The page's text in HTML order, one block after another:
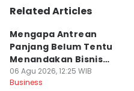
Related Articles
Mengapa Antrean
Panjang Belum Tentu
Menandakan Bisnis
Sehat?
06 Agu 2026, 12:25 WIB
Business